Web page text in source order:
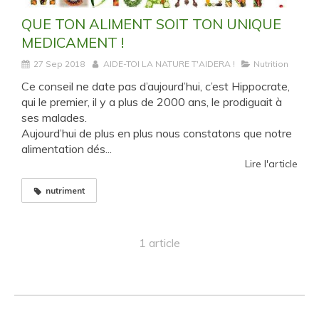
QUE TON ALIMENT SOIT TON UNIQUE
MEDICAMENT !
27 Sep 2018 AIDE-TOI LA NATURE T'AIDERA ! Nutrition
Ce conseil ne date pas d’aujourd’hui, c’est Hippocrate,
qui le premier, il y a plus de 2000 ans, le prodiguait à
ses malades.
Aujourd’hui de plus en plus nous constatons que notre
alimentation dés...
Lire l'article
nutriment
1 article